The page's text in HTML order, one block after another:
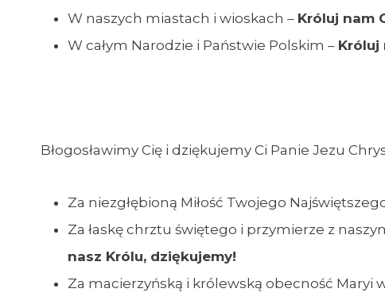
W naszych miastach i wioskach – Króluj nam
W całym Narodzie i Państwie Polskim – Króluj
Błogosławimy Cię i dziękujemy Ci Panie Jezu
Za niezgłębioną Miłość Twojego
Za łaskę chrztu świętego i przymierze z
nasz Królu, dziękujemy!
Za macierzyńską i królewską obecność Maryi